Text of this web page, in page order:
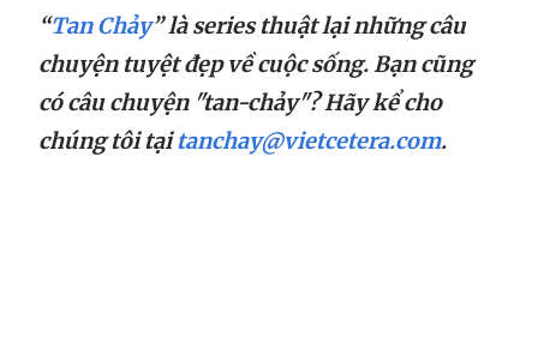
“Tan Chảy” là series thuật lại những câu
chuyện tuyệt đẹp về cuộc sống. Bạn cũng
có câu chuyện "tan-chảy"? Hãy kể cho
chúng tôi tạitanchay@vietcetera.com.